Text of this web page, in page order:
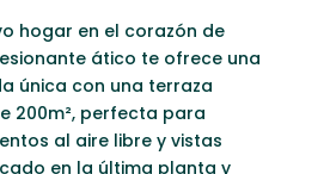
hogar en el corazón de
ático te ofrece una
única con una terraza
200m², perfecta para
al aire libre y vistas
en la última planta y